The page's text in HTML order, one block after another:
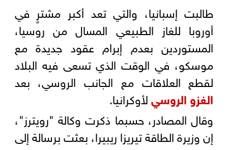
طالبت إسبانيا، والتي تعد أكبر مشترٍ في
أوروبا للغاز الطبيعي المسال من روسيا،
المستوردين بعدم إبرام عقود جديدة مع
موسكو، في الوقت الذي تسعى فيه البلاد
لقطع العلاقات مع الجانب الروسي، بعد
الغزو الروسيلأوكرانيا.
وقال المصادر، حسبما ذكرت وكالة "رويترز"،
إن وزيرة الطاقة تيريزا ريبيرا، بعثت برسالة إلى